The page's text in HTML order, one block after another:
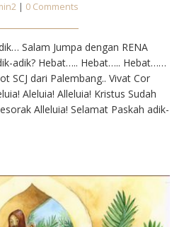
| 0 Comments
Salam Jumpa dengan RENA
adik? Hebat….. Hebat….. Hebat……
SCJ dari Palembang.. Vivat Cor
Aleluia! Alleluia! Kristus Sudah
Alleluia! Selamat Paskah adik-
genteng-ganteng.. adik-adik yang